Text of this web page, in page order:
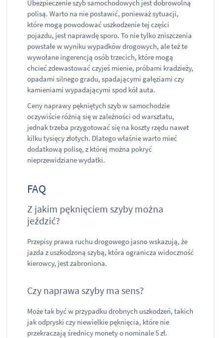
Ubezpieczenie szyb samochodowych jest dobrowolną
polisą. Warto na nie postawić, ponieważ sytuacji,
które mogą powodować uszkodzenie tej części
pojazdu, jest naprawdę sporo. To nie tylko zniszczenia
powstałe w wyniku wypadków drogowych, ale też te
wywołane ingerencją osób trzecich, które mogą
chcieć zdewastować czyjeś mienie, próbami kradzieży,
opadami silnego gradu, spadającymi gałęziami czy
kamieniami wypadającymi spod kół auta.
Ceny naprawy pękniętych szyb w samochodzie
oczywiście różnią się w zależności od warsztatu,
jednak trzeba przygotować się na koszty rzędu nawet
kilku tysięcy złotych. Dlatego właśnie warto mieć
dodatkową polisę, z której można pokryć
nieprzewidziane wydatki.
FAQ
Z jakim pęknięciem szyby można
jeździć?
Przepisy prawa ruchu drogowego jasno wskazują, że
jazda z uszkodzoną szybą, która ogranicza widoczność
kierowcy, jest zabroniona.
Czy naprawa szyby ma sens?
Może tak być w przypadku drobnych uszkodzeń, takich
jak odpryski czy niewielkie pęknięcia, które nie
przekraczają średnicy monety o nominale 5 zł.